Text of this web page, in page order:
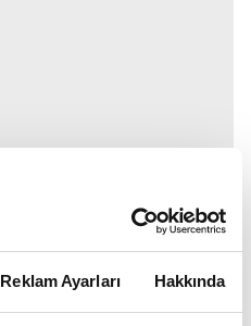
Reklam Ayarları Hakkında